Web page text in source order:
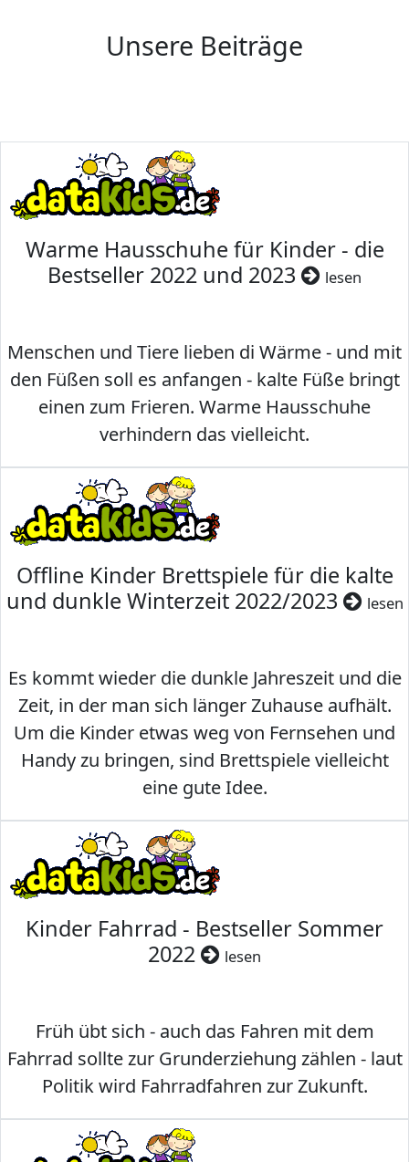
Unsere Beiträge
Warme Hausschuhe für Kinder - die
Bestseller 2022 und 2023
lesen
Menschen und Tiere lieben di Wärme - und mit
den Füßen soll es anfangen - kalte Füße bringt
einen zum Frieren. Warme Hausschuhe
verhindern das vielleicht.
Offline Kinder Brettspiele für die kalte
und dunkle Winterzeit 2022/2023
lesen
Es kommt wieder die dunkle Jahreszeit und die
Zeit, in der man sich länger Zuhause aufhält.
Um die Kinder etwas weg von Fernsehen und
Handy zu bringen, sind Brettspiele vielleicht
eine gute Idee.
Kinder Fahrrad - Bestseller Sommer
2022
lesen
Früh übt sich - auch das Fahren mit dem
Fahrrad sollte zur Grunderziehung zählen - laut
Politik wird Fahrradfahren zur Zukunft.